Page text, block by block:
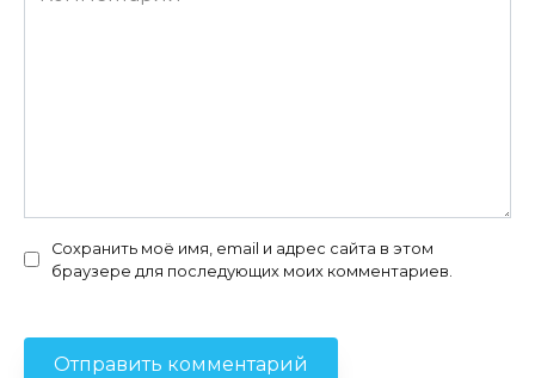
Сохранить моё имя, email и адрес сайта в этом
браузере для последующих моих комментариев.